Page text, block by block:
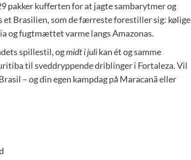
pakker kufferten for at jagte sambarytmer og
Brasilien, som de færreste forestiller sig: kølige
og fugtmættet varme langs Amazonas.
spillestil, ogmidt i julikan ét og samme
til sveddryppende driblinger i Fortaleza. Vil
– og din egen kampdag på Maracanã eller